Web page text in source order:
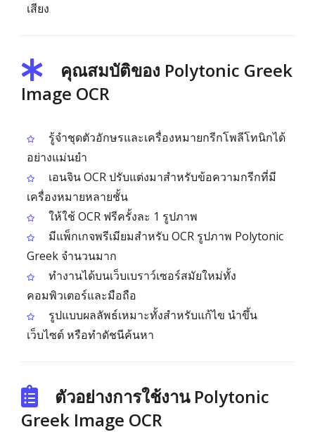
เสียง
คุณสมบัติของ Polytonic Greek
Image OCR
รู้จำชุดตัวอักษรและเครื่องหมายกรีกโพลีโทนิกได้
อย่างแม่นยำ
เอนจิน OCR ปรับแต่งมาสำหรับข้อความกรีกที่มี
เครื่องหมายหลายชั้น
ให้ใช้ OCR ฟรีครั้งละ 1 รูปภาพ
มีแพ็กเกจพรีเมียมสำหรับ OCR รูปภาพ Polytonic
Greek จำนวนมาก
ทำงานได้บนเว็บเบราว์เซอร์สมัยใหม่ทั้ง
คอมพิวเตอร์และมือถือ
รูปแบบผลลัพธ์เหมาะทั้งสำหรับแก้ไข นำขึ้น
เว็บไซต์ หรือทำดัชนีค้นหา
ตัวอย่างการใช้งาน Polytonic
Greek Image OCR